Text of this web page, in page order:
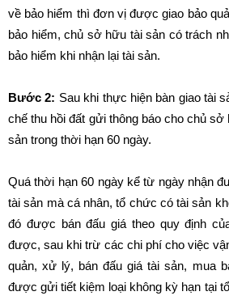
về bảo hiểm thì đơn vị được giao bảo
bảo hiểm, chủ sở hữu tài sản có trách
bảo hiểm khi nhận lại tài sản.
Bước 2: Sau khi thực hiện bàn giao tài
chế thu hồi đất gửi thông báo cho chủ sở
sản trong thời hạn 60 ngày.
Quá thời hạn 60 ngày kể từ ngày nhận
tài sản mà cá nhân, tổ chức có tài sản
đó được bán đấu giá theo quy định
được, sau khi trừ các chi phí cho việc
quản, xử lý, bán đấu giá tài sản, mua
được gửi tiết kiệm loại không kỳ hạn tại